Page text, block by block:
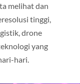
melihat dan
tinggi,
drone
yang
hari.